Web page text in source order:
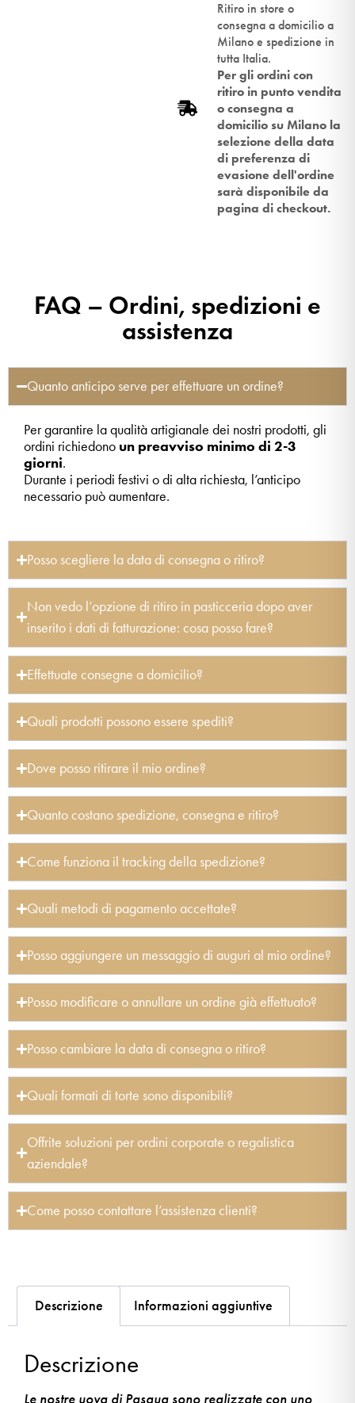
Ritiro in store o
consegna a domicilio a
Milano e spedizione in
tutta Italia.
Per gli ordini con
ritiro in punto vendita
o consegna a
domicilio su Milano la
selezione della data
di preferenza di
evasione dell'ordine
sarà disponibile da
pagina di checkout.
FAQ – Ordini, spedizioni e
assistenza
Quanto anticipo serve per effettuare un ordine?
Per garantire la qualità artigianale dei nostri prodotti, gli
ordini richiedono un preavviso minimo di 2-3
giorni.
Durante i periodi festivi o di alta richiesta, l’anticipo
necessario può aumentare.
Posso scegliere la data di consegna o ritiro?
Non vedo l’opzione di ritiro in pasticceria dopo aver
inserito i dati di fatturazione: cosa posso fare?
Effettuate consegne a domicilio?
Quali prodotti possono essere spediti?
Dove posso ritirare il mio ordine?
Quanto costano spedizione, consegna e ritiro?
Come funziona il tracking della spedizione?
Quali metodi di pagamento accettate?
Posso aggiungere un messaggio di auguri al mio ordine?
Posso modificare o annullare un ordine già effettuato?
Posso cambiare la data di consegna o ritiro?
Quali formati di torte sono disponibili?
Offrite soluzioni per ordini corporate o regalistica
aziendale?
Come posso contattare l’assistenza clienti?
Descrizione Informazioni aggiuntive
Descrizione
Le nostre uova di Pasqua sono realizzate con uno